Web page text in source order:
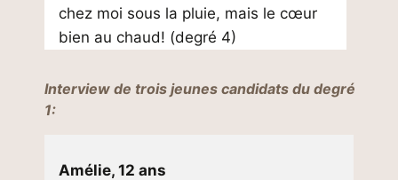
chez moi sous la pluie, mais le cœur
bien au chaud! (degré 4)
Interview de trois jeunes candidats du degré
1:
Amélie, 12 ans